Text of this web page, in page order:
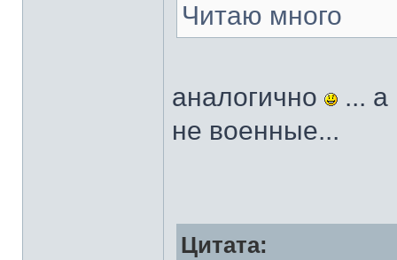
Читаю много
аналогично
... а
не военные...
Цитата: